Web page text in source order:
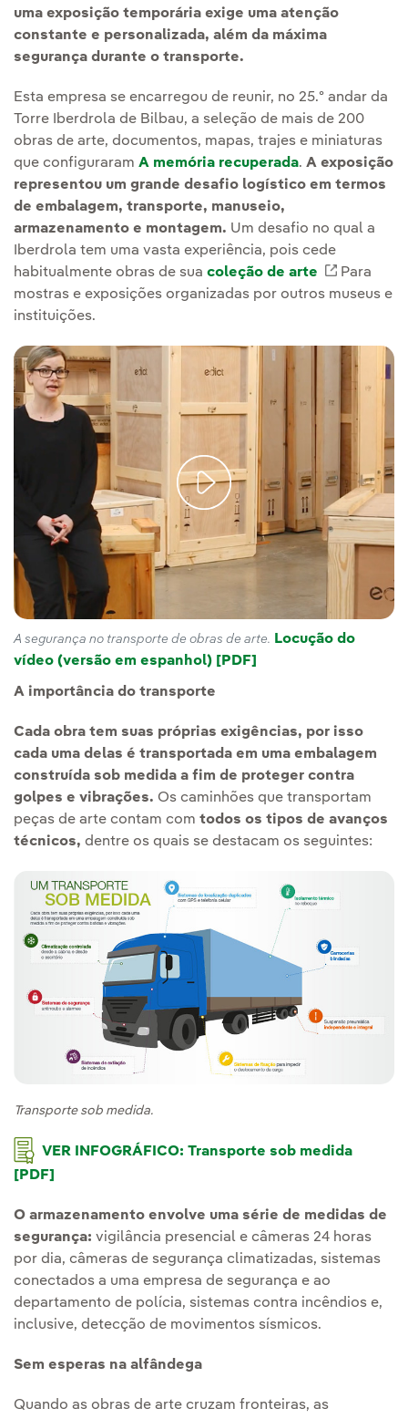
uma exposição temporária exige uma atenção
constante e personalizada, além da máxima
segurança durante o transporte.
Esta empresa se encarregou de reunir, no 25.º andar da
Torre Iberdrola de Bilbau, a seleção de mais de 200
obras de arte, documentos, mapas, trajes e miniaturas
que configuraram A memória recuperada. A exposição
representou um grande desafio logístico em termos
de embalagem, transporte, manuseio,
armazenamento e montagem. Um desafio no qual a
Iberdrola tem uma vasta experiência, pois cede
habitualmente obras de sua coleção de arte Link
Para
mostras e exposições organizadas por outros museus e
instituições.
A segurança no transporte de obras de arte.
Locução do
vídeo (versão em espanhol) [PDF]
A importância do transporte
Cada obra tem suas próprias exigências, por isso
cada uma delas é transportada em uma embalagem
construída sob medida a fim de proteger contra
golpes e vibrações. Os caminhões que transportam
peças de arte contam com todos os tipos de avanços
técnicos, dentre os quais se destacam os seguintes:
Transporte sob medida.
VER INFOGRÁFICO: Transporte sob medida
[PDF]
O armazenamento envolve uma série de medidas de
segurança: vigilância presencial e câmeras 24 horas
por dia, câmeras de segurança climatizadas, sistemas
conectados a uma empresa de segurança e ao
departamento de polícia, sistemas contra incêndios e,
inclusive, detecção de movimentos sísmicos.
Sem esperas na alfândega
Quando as obras de arte cruzam fronteiras, as